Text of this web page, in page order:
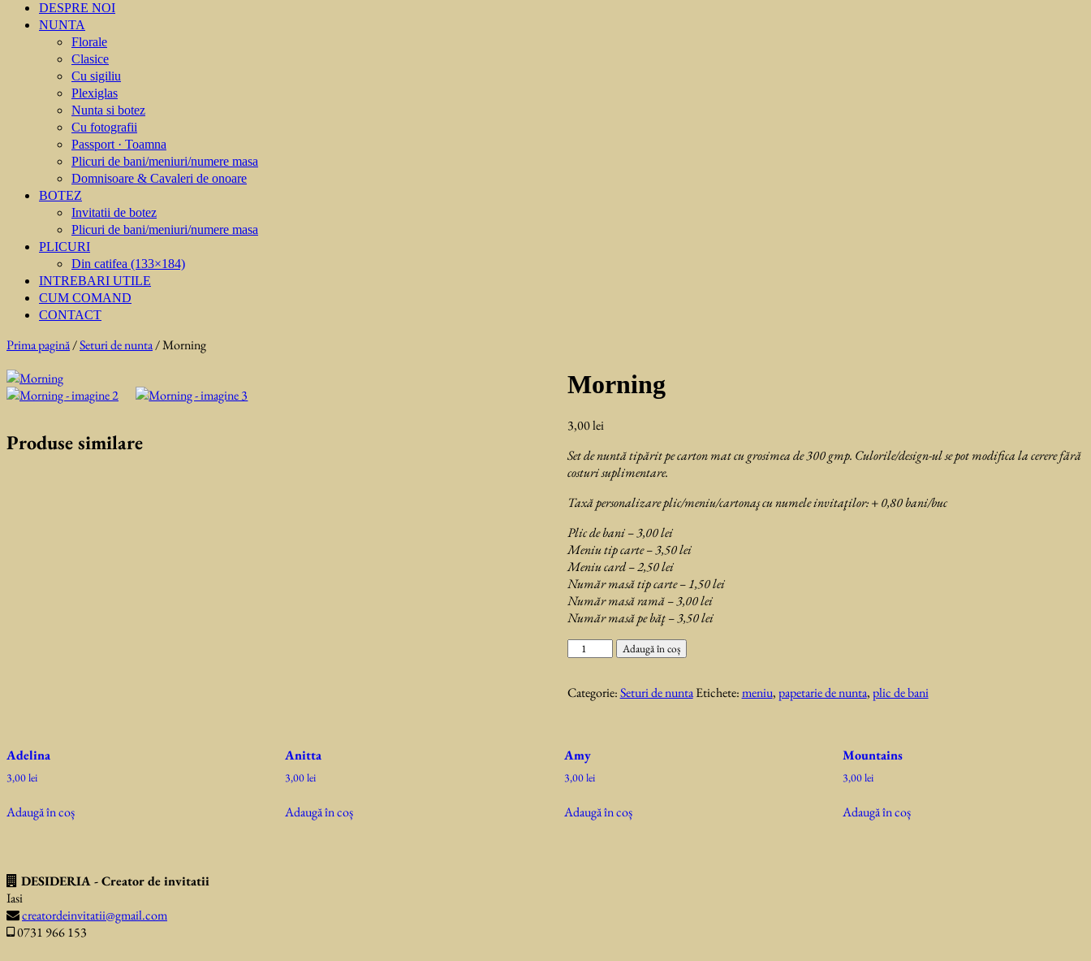
DESPRE NOI
NUNTA
Florale
Clasice
Cu sigiliu
Plexiglas
Nunta si botez
Cu fotografii
Passport · Toamna
Plicuri de bani/meniuri/numere masa
Domnisoare & Cavaleri de onoare
BOTEZ
Invitatii de botez
Plicuri de bani/meniuri/numere masa
PLICURI
Din catifea (133×184)
INTREBARI UTILE
CUM COMAND
CONTACT
Prima pagină/Seturi de nunta/ Morning
Morning
3,00lei
Set de nuntă tipărit pe carton mat cu grosimea de 300 gmp. Culorile/design-ul se pot modifica la cerere fără
costuri suplimentare.
Taxă personalizare plic/meniu/cartonaş cu numele invitaţilor: + 0,80 bani/buc
Plic de bani – 3,00 lei
Meniu tip carte – 3,50 lei
Meniu card – 2,50 lei
Număr masă tip carte – 1,50 lei
Număr masă ramă – 3,00 lei
Număr masă pe băţ – 3,50 lei
Cantitate
Adaugă în coș
Categorie:Seturi de nunta Etichete:meniu,papetarie de nunta,plic de bani
Produse similare
Adelina
3,00lei
Adaugă în coș
Anitta
3,00lei
Adaugă în coș
Amy
3,00lei
Adaugă în coș
Mountains
3,00lei
Adaugă în coș
DESIDERIA - Creator de invitatii
Iasi
creatordeinvitatii@gmail.com
0731 966 153